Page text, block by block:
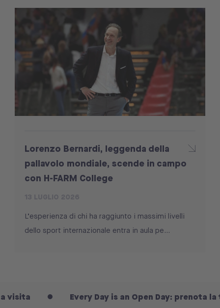
Lorenzo Bernardi, leggenda della
pallavolo mondiale, scende in campo
con H-FARM College
L’esperienza di chi ha raggiunto i massimi livelli
dello sport internazionale entra in aula pe...
Every Day is an Open Day: prenota la tua